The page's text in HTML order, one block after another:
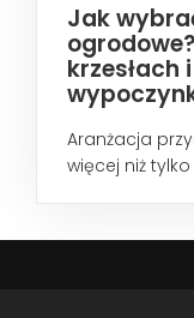
Jak
krzesłach
Aranżacja
więcej niż